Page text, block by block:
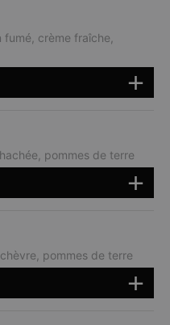
crème fraîche,
pommes de terre
pommes de terre